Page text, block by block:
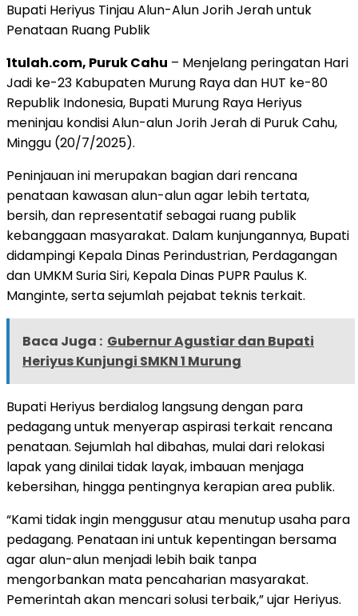
Bupati Heriyus Tinjau Alun-Alun Jorih Jerah untuk
Penataan Ruang Publik
1tulah.com, Puruk Cahu – Menjelang peringatan Hari
Jadi ke-23 Kabupaten Murung Raya dan HUT ke-80
Republik Indonesia, Bupati Murung Raya Heriyus
meninjau kondisi Alun-alun Jorih Jerah di Puruk Cahu,
Minggu (20/7/2025).
Peninjauan ini merupakan bagian dari rencana
penataan kawasan alun-alun agar lebih tertata,
bersih, dan representatif sebagai ruang publik
kebanggaan masyarakat. Dalam kunjungannya, Bupati
didampingi Kepala Dinas Perindustrian, Perdagangan
dan UMKM Suria Siri, Kepala Dinas PUPR Paulus K.
Manginte, serta sejumlah pejabat teknis terkait.
Baca Juga : Gubernur Agustiar dan Bupati
Heriyus Kunjungi SMKN 1 Murung
Bupati Heriyus berdialog langsung dengan para
pedagang untuk menyerap aspirasi terkait rencana
penataan. Sejumlah hal dibahas, mulai dari relokasi
lapak yang dinilai tidak layak, imbauan menjaga
kebersihan, hingga pentingnya kerapian area publik.
“Kami tidak ingin menggusur atau menutup usaha para
pedagang. Penataan ini untuk kepentingan bersama
agar alun-alun menjadi lebih baik tanpa
mengorbankan mata pencaharian masyarakat.
Pemerintah akan mencari solusi terbaik,” ujar Heriyus.